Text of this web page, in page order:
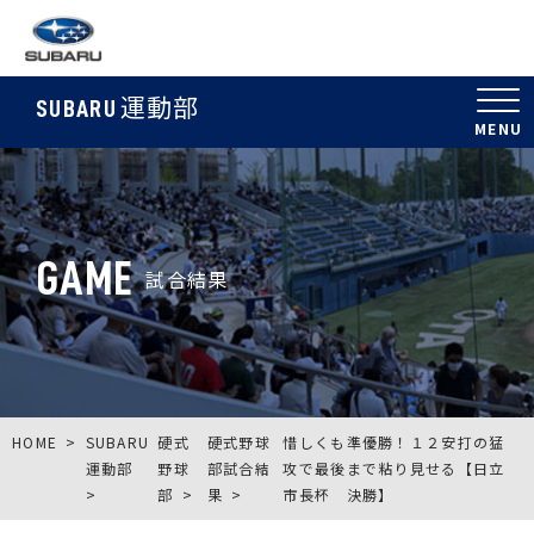
SUBARU 運動部
GAME 試合結果
HOME
SUBARU
運動部
硬式
野球
部
硬式野球
部試合結
果
惜しくも準優勝！１２安打の猛
攻で最後まで粘り見せる【日立
市長杯 決勝】